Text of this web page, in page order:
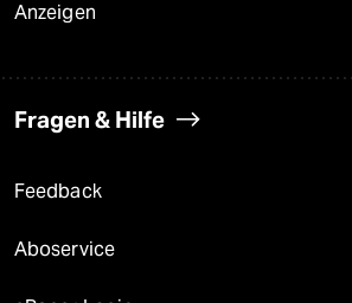
Anzeigen
Fragen & Hilfe
Feedback
Aboservice